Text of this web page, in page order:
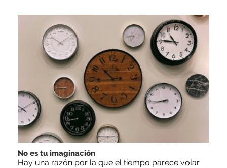
No es tu imaginación
Hay una razón por la que el tiempo parece volar